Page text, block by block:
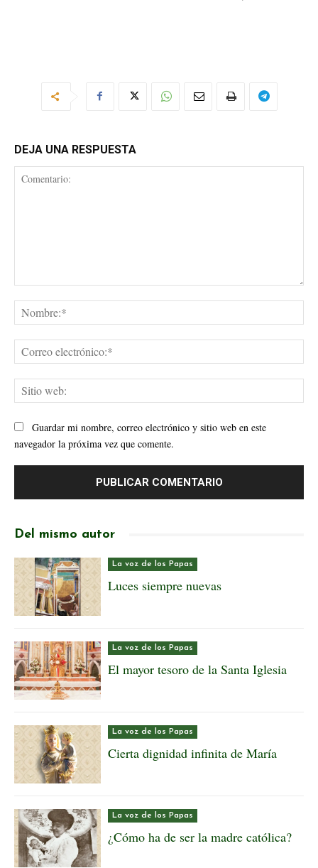
DEJA UNA RESPUESTA
Guardar mi nombre, correo electrónico y sitio web en este
navegador la próxima vez que comente.
Del mismo autor
La voz de los Papas
Luces siempre nuevas
La voz de los Papas
El mayor tesoro de la Santa Iglesia
La voz de los Papas
Cierta dignidad infinita de María
La voz de los Papas
¿Cómo ha de ser la madre católica?